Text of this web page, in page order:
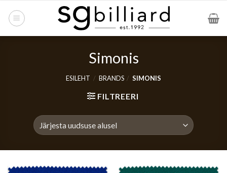
Simonis
ESILEHT / BRANDS / SIMONIS
FILTREERI